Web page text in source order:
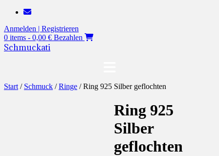
Zum
springen
Anmelden | Registrieren
0 items - 0,00 € Bezahlen
Schmuckati
Start / Schmuck /Ringe / Ring 925 Silber geflochten
Ring 925
Silber
geflochten